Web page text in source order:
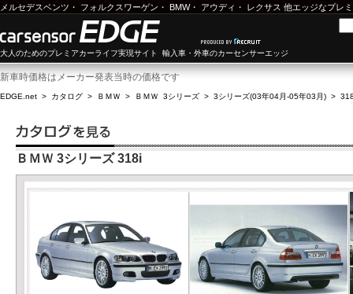
メルセデスベンツ ・ フォルクスワーゲン ・ BMW・ アウディ ・ レクサス 他エッジなプレ
大人のためのプレミアカーライフ実現サイト 輸入車・外車のカーセンサーエッジ
新車時価格はメーカー発表当時の価格です
EDGE.net > カタログ > ＢＭＷ > ＢＭＷ 3シリーズ > 3シリーズ(03年04月-05年03月) >
ＢＭＷ 3シリーズ 318i